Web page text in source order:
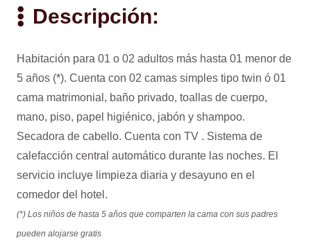
Descripción:
Habitación para 01 o 02 adultos más hasta 01 menor de
5 años (*). Cuenta con 02 camas simples tipo twin ó 01
cama matrimonial, baño privado, toallas de cuerpo,
mano, piso, papel higiénico, jabón y shampoo.
Secadora de cabello. Cuenta con TV . Sistema de
calefacción central automático durante las noches. El
servicio incluye limpieza diaria y desayuno en el
comedor del hotel.
(*) Los niños de hasta 5 años que comparten la cama con sus padres
pueden alojarse gratis